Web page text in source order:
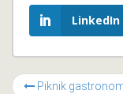
LinkedIn
Piknik gastronomique à la Muse : Aldento,